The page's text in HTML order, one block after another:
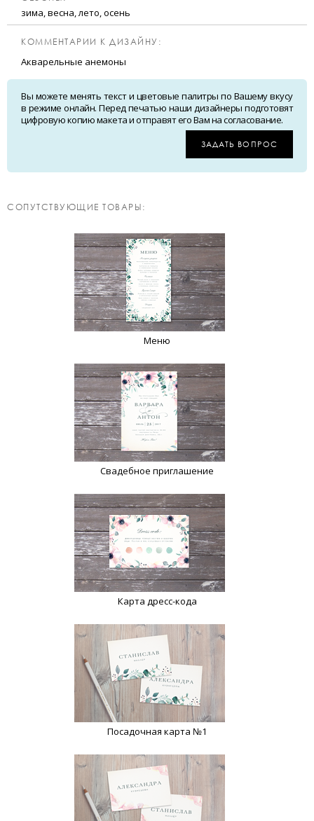
зима, весна, лето, осень
КОММЕНТАРИИ К ДИЗАЙНУ:
Акварельные анемоны
Вы можете менять текст и цветовые палитры по Вашему вкусу
в режиме онлайн. Перед печатью наши дизайнеры подготовят
цифровую копию макета и отправят его Вам на согласование.
ЗАДАТЬ ВОПРОС
CОПУТСТВУЮЩИЕ ТОВАРЫ:
Меню
Свадебное приглашение
Карта дресс-кода
Посадочная карта №1